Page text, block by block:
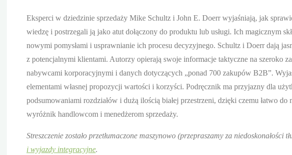
Eksperci w dziedzinie sprzedaży Mike Schultz i John E. Doerr wyjaśniają, jak
wiedzę i postrzegali ją jako atut dołączony do produktu lub usługi. Ich magicznym
nowymi pomysłami i usprawnianie ich procesu decyzyjnego. Schultz i Doerr dają
z potencjalnymi klientami. Autorzy opierają swoje informacje taktyczne na szeroko
nabywcami korporacyjnymi i danych dotyczących „ponad 700 zakupów B2B”.
elementami własnej propozycji wartości i korzyści. Podręcznik ma przyjazny dla
podsumowaniami rozdziałów i dużą ilością białej przestrzeni, dzięki czemu łatwo
wyróżnik handlowcom i menedżerom sprzedaży.
Streszczenie zostało przetłumaczone maszynowo (przepraszamy za niedoskonałości
i wyjazdy integracyjne.